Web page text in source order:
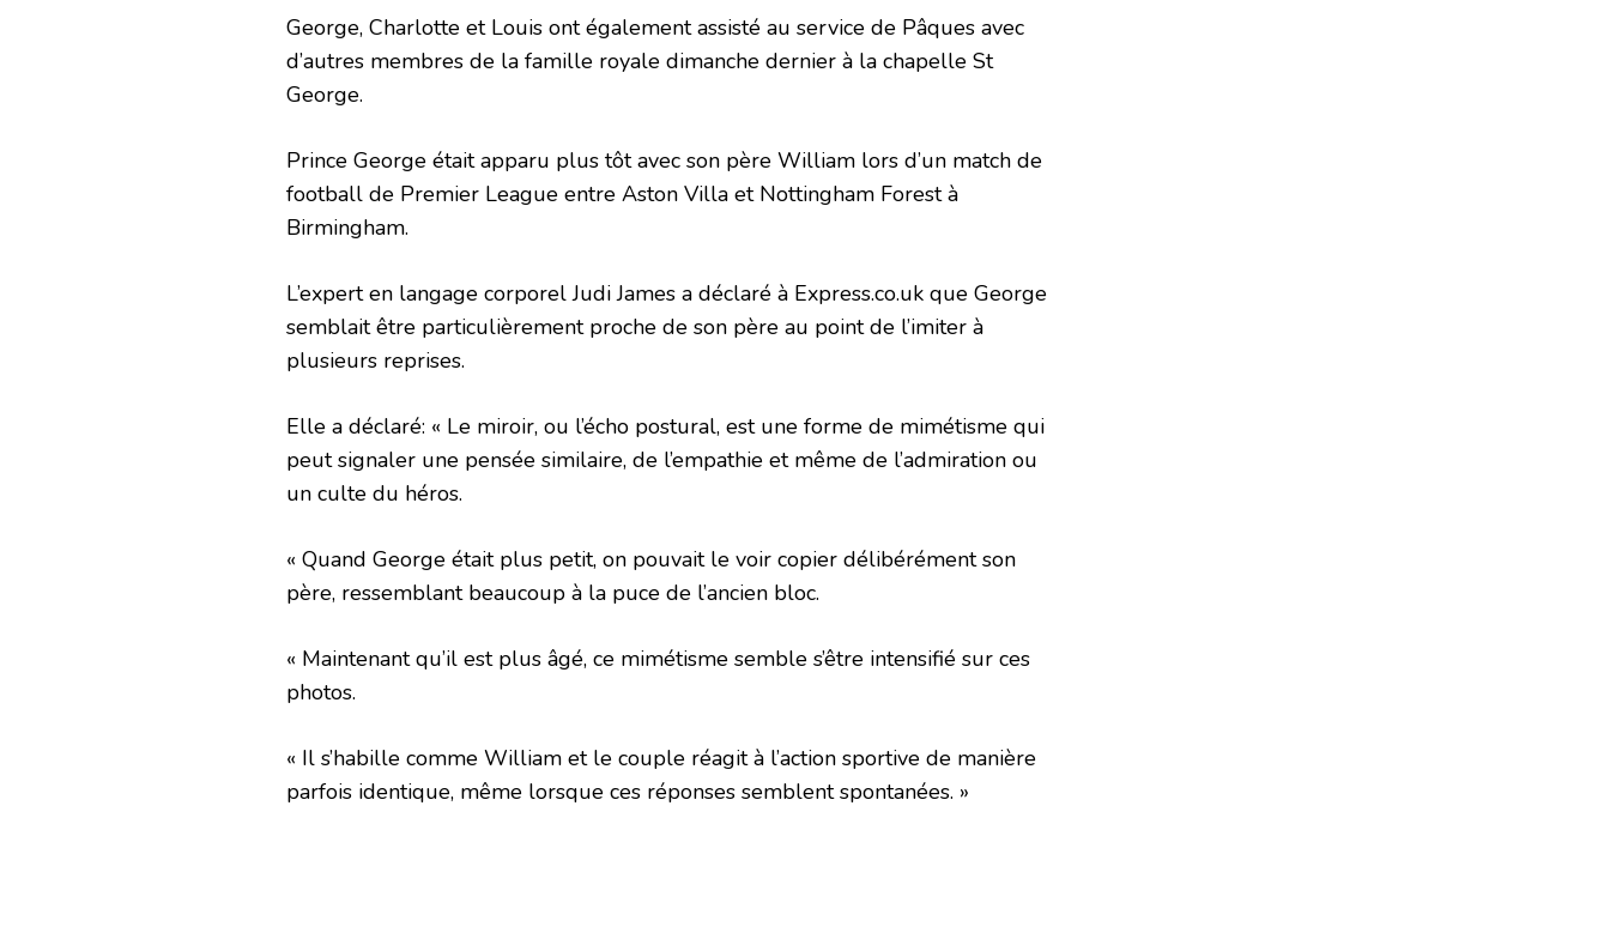
George, Charlotte et Louis ont également assisté au service de Pâques avec
d’autres membres de la famille royale dimanche dernier à la chapelle St
George.
Prince George était apparu plus tôt avec son père William lors d’un match de
football de Premier League entre Aston Villa et Nottingham Forest à
Birmingham.
L’expert en langage corporel Judi James a déclaré à Express.co.uk que George
semblait être particulièrement proche de son père au point de l’imiter à
plusieurs reprises.
Elle a déclaré: « Le miroir, ou l’écho postural, est une forme de mimétisme qui
peut signaler une pensée similaire, de l’empathie et même de l’admiration ou
un culte du héros.
« Quand George était plus petit, on pouvait le voir copier délibérément son
père, ressemblant beaucoup à la puce de l’ancien bloc.
« Maintenant qu’il est plus âgé, ce mimétisme semble s’être intensifié sur ces
photos.
« Il s’habille comme William et le couple réagit à l’action sportive de manière
parfois identique, même lorsque ces réponses semblent spontanées. »